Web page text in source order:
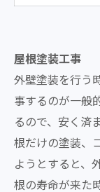
屋根塗装工事
外壁塗装を行う
事するのが一般
るので、安く済
根だけの塗装、
ようとすると、
根の寿命が来た